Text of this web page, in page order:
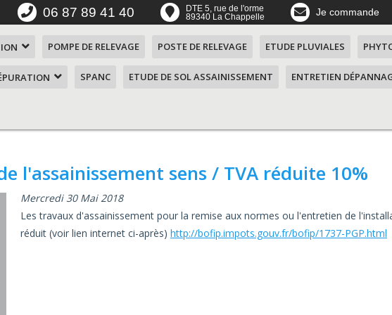
06 87 89 41 40
DTE 5, rue de l'orme
89340 La Chappelle
Je commande
1
POMPE DE RELEVAGE POSTE DE RELEVAGE ETUDE PLUVIALES
de
SPANC ETUDE DE SOL ASSAINISSEMENT ENTRETIEN
l'assainissement sens / TVA réduite 10%
Mercredi 30 Mai 2018
Les travaux d'assainissement pour la remise aux normes ou l'entretien de
réduit (voir lien internet ci-après) http://bofip.impots.gouv.fr/bofip/1737-PGP.html